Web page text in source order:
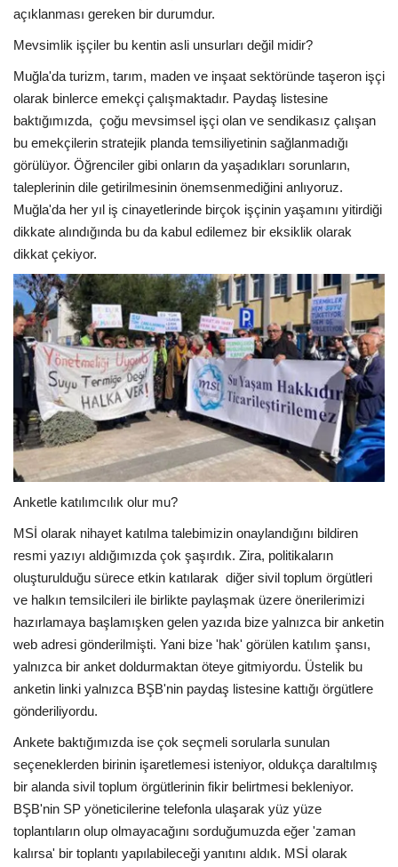
açıklanması gereken bir durumdur.
Mevsimlik işçiler bu kentin asli unsurları değil midir?
Muğla'da turizm, tarım, maden ve inşaat sektöründe taşeron işçi
olarak binlerce emekçi çalışmaktadır. Paydaş listesine
baktığımızda, çoğu mevsimsel işçi olan ve sendikasız çalışan
bu emekçilerin stratejik planda temsiliyetinin sağlanmadığı
görülüyor. Öğrenciler gibi onların da yaşadıkları sorunların,
taleplerinin dile getirilmesinin önemsenmediğini anlıyoruz.
Muğla'da her yıl iş cinayetlerinde birçok işçinin yaşamını yitirdiği
dikkate alındığında bu da kabul edilemez bir eksiklik olarak
dikkat çekiyor.
Anketle katılımcılık olur mu?
MSİ olarak nihayet katılma talebimizin onaylandığını bildiren
resmi yazıyı aldığımızda çok şaşırdık. Zira, politikaların
oluşturulduğu sürece etkin katılarak diğer sivil toplum örgütleri
ve halkın temsilcileri ile birlikte paylaşmak üzere önerilerimizi
hazırlamaya başlamışken gelen yazıda bize yalnızca bir anketin
web adresi gönderilmişti. Yani bize 'hak' görülen katılım şansı,
yalnızca bir anket doldurmaktan öteye gitmiyordu. Üstelik bu
anketin linki yalnızca BŞB'nin paydaş listesine kattığı örgütlere
gönderiliyordu.
Ankete baktığımızda ise çok seçmeli sorularla sunulan
seçeneklerden birinin işaretlemesi isteniyor, oldukça daraltılmış
bir alanda sivil toplum örgütlerinin fikir belirtmesi bekleniyor.
BŞB'nin SP yöneticilerine telefonla ulaşarak yüz yüze
toplantıların olup olmayacağını sorduğumuzda eğer 'zaman
kalırsa' bir toplantı yapılabileceği yanıtını aldık. MSİ olarak